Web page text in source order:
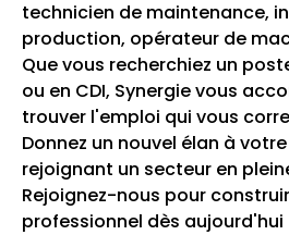
technicien de maintenance,
production, opérateur de
Que vous recherchiez un
ou en CDI, Synergie vous
trouver l'emploi qui vous
Donnez un nouvel élan à
rejoignant un secteur en
Rejoignez-nous pour
professionnel dès aujourd'hui